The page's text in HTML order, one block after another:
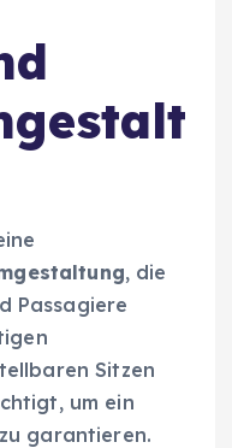
, die
Passagiere
Sitzen
um ein
garantieren.